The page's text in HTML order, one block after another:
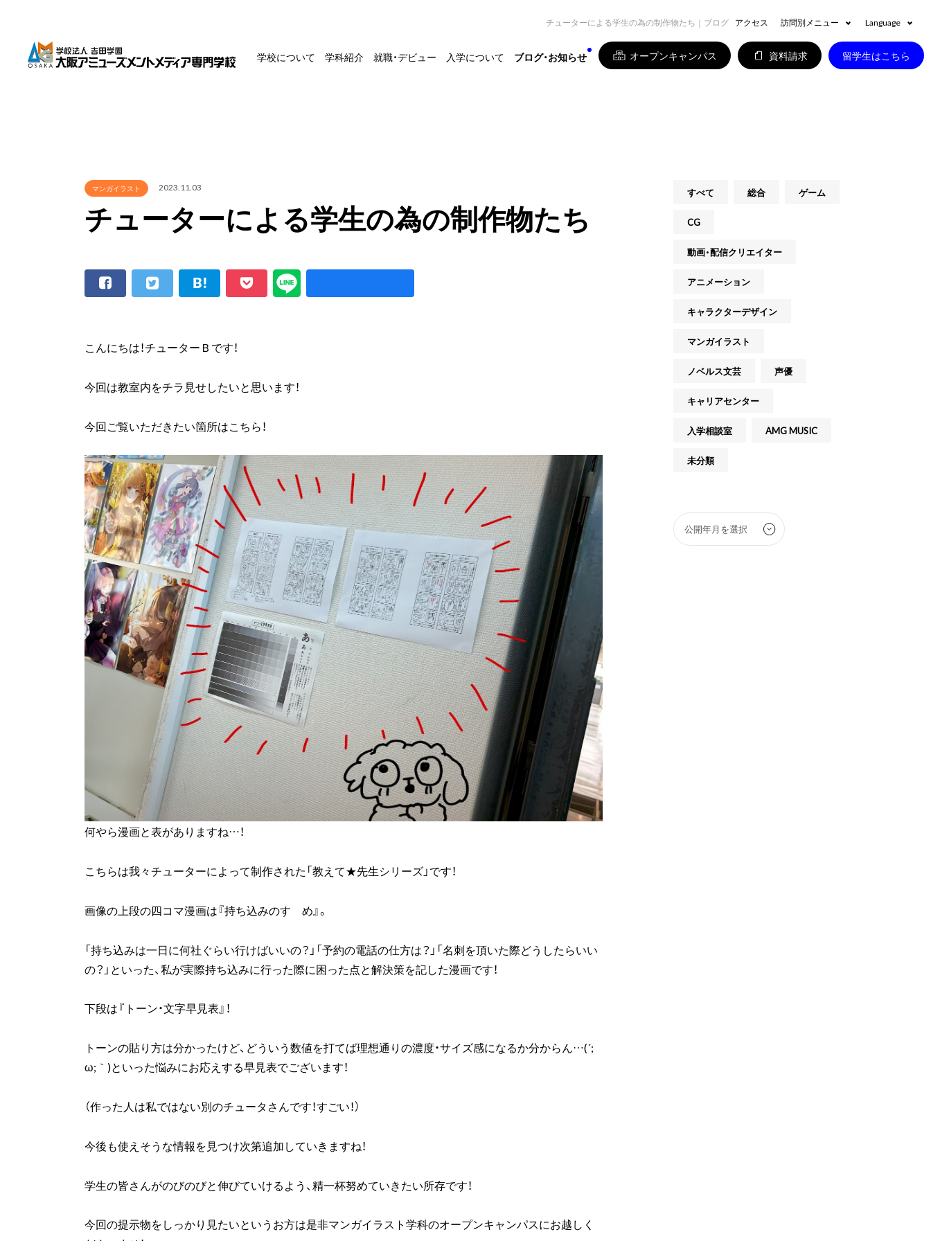
アクセス 訪問別メニュー Language
学校について 学科紹介 就職・デビュー 入学について ブログ・お知らせ オープンキャンパス 資料請求 留学生はこちら
チューターによる学生の為の制作物たち｜ブログ
マンガイラスト 2023.11.03
チューターによる学生の為の制作物たち
こんにちは！チューターＢです！
今回は教室内をチラ見せしたいと思います！
今回ご覧いただきたい箇所はこちら！
何やら漫画と表がありますね…！
こちらは我々チューターによって制作された「教えて★先生シリーズ」です！
画像の上段の四コマ漫画は『持ち込みのすゝめ』。
「持ち込みは一日に何社ぐらい行けばいいの？」「予約の電話の仕方は？」「名刺を頂いた際どうしたらいい
の？」といった、私が実際持ち込みに行った際に困った点と解決策を記した漫画です！
下段は『トーン・文字早見表』！
トーンの貼り方は分かったけど、どういう数値を打てば理想通りの濃度・サイズ感になるか分からん…(´;
ω;｀)といった悩みにお応えする早見表でございます！
（作った人は私ではない別のチュータさんです！すごい！）
今後も使えそうな情報を見つけ次第追加していきますね！
学生の皆さんがのびのびと伸びていけるよう、精一杯努めていきたい所存です！
今回の提示物をしっかり見たいというお方は是非マンガイラスト学科のオープンキャンパスにお越しく
すべて 総合 ゲーム
CG
動画・配信クリエイター
アニメーション
キャラクターデザイン
マンガイラスト
ノベルス文芸 声優
キャリアセンター
入学相談室 AMG MUSIC
未分類